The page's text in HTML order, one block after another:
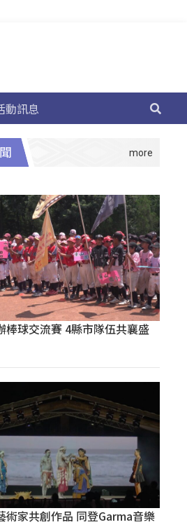
動訊息
棒球交流賽 4縣市隊伍共襄盛
術家共創作品 同登Garma音樂